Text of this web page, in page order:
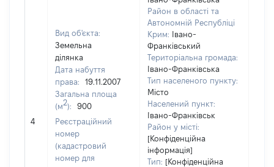
4
Вид об'єкта:
Земельна
ділянка
Дата набуття
права:
19.11.2007
Загальна площа
(м2):
900
Реєстраційний
номер
(кадастровий
номер для
Район в області та
Автономній Республіці
Крим:
Івано-
Франківський
Територіальна громада:
Івано-Франківська
Тип населеного пункту:
Місто
Населений пункт:
Івано-Франківськ
Район у місті:
[Конфіденційна
інформація]
Тип: [Конфіденційна